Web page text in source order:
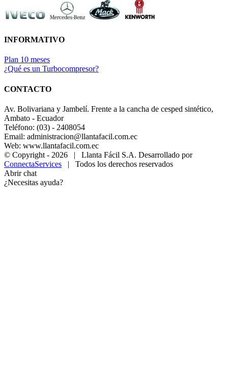
INFORMATIVO
Plan 10 meses
¿Qué es un Turbocompresor?
CONTACTO
Av. Bolivariana y Jambelí. Frente a la cancha de cesped sintético,
Ambato - Ecuador
Teléfono: (03) - 2408054
Email: administracion@llantafacil.com.ec
Web: www.llantafacil.com.ec
© Copyright - 2026 | Llanta Fácil S.A. Desarrollado por
ConnectaServices | Todos los derechos reservados
Abrir chat
¿Necesitas ayuda?